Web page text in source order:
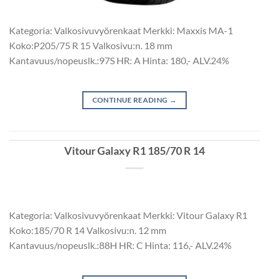
Kategoria: Valkosivuvyörenkaat Merkki: Maxxis MA-1
Koko:P205/75 R 15 Valkosivu:n. 18 mm
Kantavuus/nopeuslk.:97S HR: A Hinta: 180,- ALV.24%
CONTINUE READING →
Vitour Galaxy R1 185/70 R 14
Kategoria: Valkosivuvyörenkaat Merkki: Vitour Galaxy R1
Koko:185/70 R 14 Valkosivu:n. 12 mm
Kantavuus/nopeuslk.:88H HR: C Hinta: 116,- ALV.24%